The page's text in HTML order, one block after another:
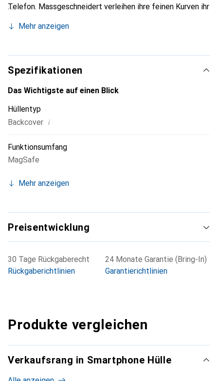
Telefon. Massgeschneidert verleihen ihre feinen Kurven ihr
unverzichtbaren Accessoire Ihres Smartphones.
die Marke Noreve eine sichere Wahl für eine
anspruchsvolle Kundschaft.
Mehr anzeigen
Spezifikationen
Das Wichtigste auf einen Blick
Hüllentyp
Backcover i
Funktionsumfang
MagSafe
Mehr anzeigen
Preisentwicklung
30 Tage Rückgaberecht
Rückgaberichtlinien
24 Monate Garantie (Bring-In)
Garantierichtlinien
Produkte vergleichen
Verkaufsrang in Smartphone Hülle